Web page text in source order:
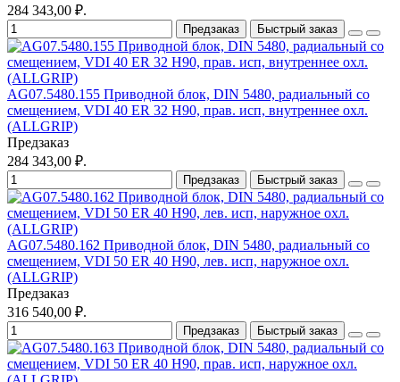
284 343,00 ₽.
Предзаказ Быстрый заказ
AG07.5480.155 Приводной блок, DIN 5480, радиальный со
смещением, VDI 40 ER 32 H90, прав. исп, внутреннее охл.
(ALLGRIP)
Предзаказ
284 343,00 ₽.
Предзаказ Быстрый заказ
AG07.5480.162 Приводной блок, DIN 5480, радиальный со
смещением, VDI 50 ER 40 H90, лев. исп, наружное охл.
(ALLGRIP)
Предзаказ
316 540,00 ₽.
Предзаказ Быстрый заказ